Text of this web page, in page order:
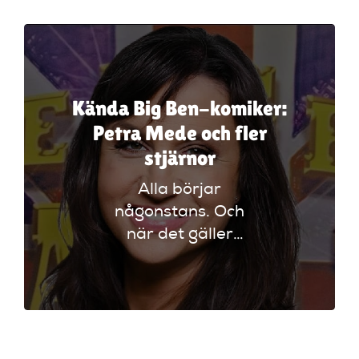
StandUpSverige PODDEN
Om oss
Kontakta oss
Vanliga frågor
Mitt konto
Kända Big Ben-komiker:
Petra Mede och fler
stjärnor
Alla börjar
någonstans. Och
när det gäller
svensk standup, så
finns det en plats
som sticker ut mer